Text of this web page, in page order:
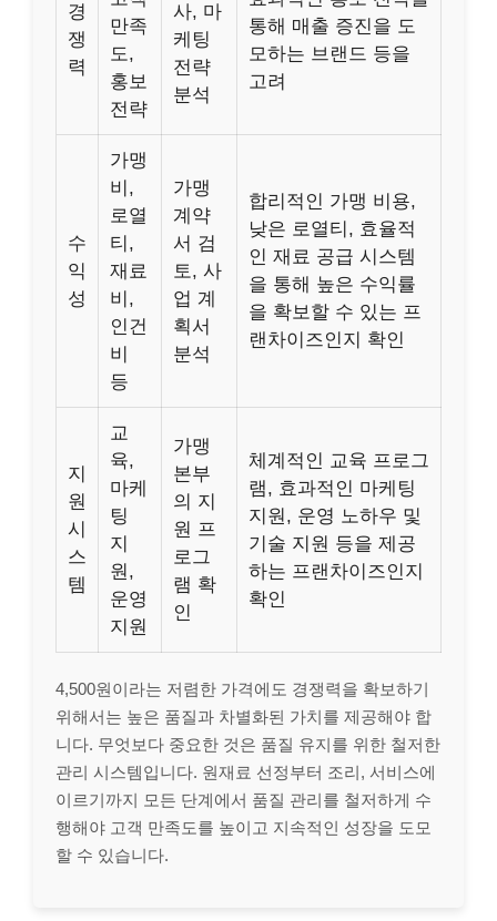
경
쟁
력
만족
도,
홍보
전략
사, 마
케팅
전략
분석
통해 매출 증진을 도
모하는 브랜드 등을
고려
수
익
성
가맹
비,
로열
티,
재료
비,
인건
비
등
가맹
계약
서 검
토, 사
업 계
획서
분석
합리적인 가맹 비용,
낮은 로열티, 효율적
인 재료 공급 시스템
을 통해 높은 수익률
을 확보할 수 있는 프
랜차이즈인지 확인
지
원
시
스
템
교
육,
마케
팅
지
원,
운영
지원
가맹
본부
의 지
원 프
로그
램 확
인
체계적인 교육 프로그
램, 효과적인 마케팅
지원, 운영 노하우 및
기술 지원 등을 제공
하는 프랜차이즈인지
확인
4,500원이라는 저렴한 가격에도 경쟁력을 확보하기
위해서는 높은 품질과 차별화된 가치를 제공해야 합
니다. 무엇보다 중요한 것은 품질 유지를 위한 철저한
관리 시스템입니다. 원재료 선정부터 조리, 서비스에
이르기까지 모든 단계에서 품질 관리를 철저하게 수
행해야 고객 만족도를 높이고 지속적인 성장을 도모
할 수 있습니다.